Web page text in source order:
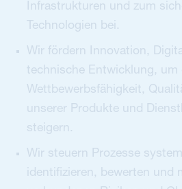
Infrastrukturen und zum
Technologien bei.
Wir fördern Innovation,
technische Entwicklung, um
Wettbewerbsfähigkeit,
unserer Produkte und
steigern.
Wir steuern Prozesse
identifizieren, bewerten und